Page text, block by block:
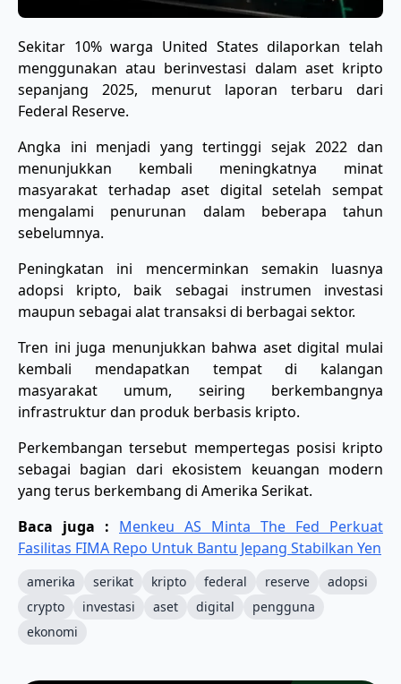
Sekitar 10% warga United States dilaporkan telah
menggunakan atau berinvestasi dalam aset kripto
sepanjang 2025, menurut laporan terbaru dari
Federal Reserve.
Angka ini menjadi yang tertinggi sejak 2022 dan
menunjukkan kembali meningkatnya minat
masyarakat terhadap aset digital setelah sempat
mengalami penurunan dalam beberapa tahun
sebelumnya.
Peningkatan ini mencerminkan semakin luasnya
adopsi kripto, baik sebagai instrumen investasi
maupun sebagai alat transaksi di berbagai sektor.
Tren ini juga menunjukkan bahwa aset digital mulai
kembali mendapatkan tempat di kalangan
masyarakat umum, seiring berkembangnya
infrastruktur dan produk berbasis kripto.
Perkembangan tersebut mempertegas posisi kripto
sebagai bagian dari ekosistem keuangan modern
yang terus berkembang di Amerika Serikat.
Baca juga : Menkeu AS Minta The Fed Perkuat
Fasilitas FIMA Repo Untuk Bantu Jepang Stabilkan Yen
amerika serikat kripto federal reserve
adopsi
crypto
investasi aset digital
pengguna
ekonomi